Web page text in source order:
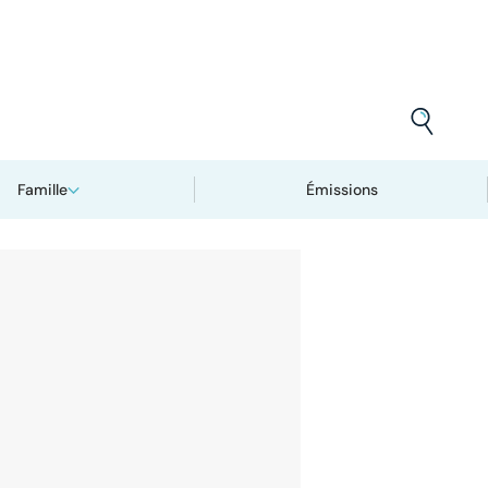
Famille Émissions